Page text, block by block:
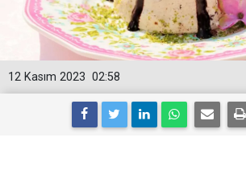
02:58
12 Kasım 2023